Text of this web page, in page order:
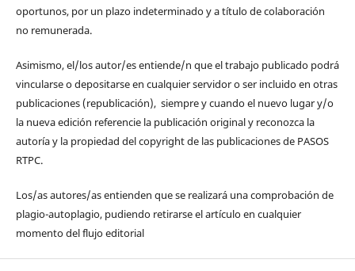
oportunos, por un plazo indeterminado y a título de colaboración
no remunerada.
Asimismo, el/los autor/es entiende/n que el trabajo publicado podrá
vincularse o depositarse en cualquier servidor o ser incluido en otras
publicaciones (republicación), siempre y cuando el nuevo lugar y/o
la nueva edición referencie la publicación original y reconozca la
autoría y la propiedad del copyright de las publicaciones de PASOS
RTPC.
Los/as autores/as entienden que se realizará una comprobación de
plagio-autoplagio, pudiendo retirarse el artículo en cualquier
momento del flujo editorial